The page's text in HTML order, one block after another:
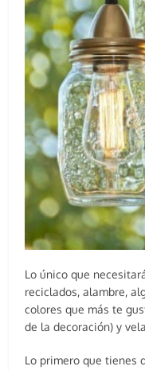
Lo único que
reciclados, alambre,
colores que más te
de la decoración) y
Lo primero que tienes